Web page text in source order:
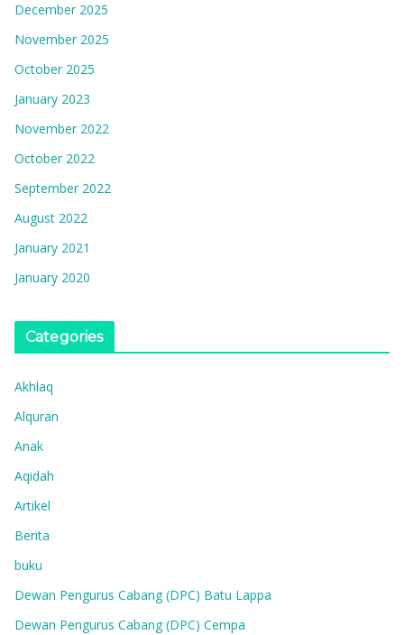
December 2025
November 2025
October 2025
January 2023
November 2022
October 2022
September 2022
August 2022
January 2021
January 2020
Categories
Akhlaq
Alquran
Anak
Aqidah
Artikel
Berita
buku
Dewan Pengurus Cabang (DPC) Batu Lappa
Dewan Pengurus Cabang (DPC) Cempa